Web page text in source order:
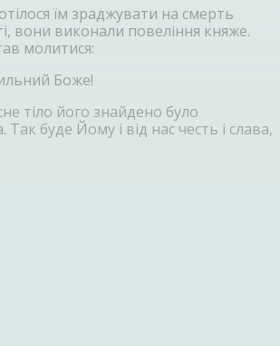
їм зраджувати на смерть
вони виконали повеління княже.
молитися:
Боже!
тіло його знайдено було
буде Йому і від нас честь і слава,